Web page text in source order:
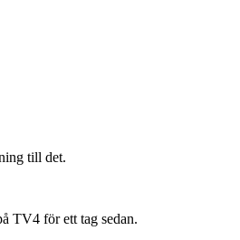
till det.
TV4 för ett tag sedan.